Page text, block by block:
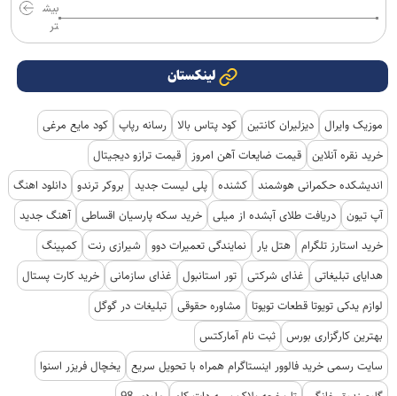
بیش
تر
لینکستان
موزیک وایرال دیزلیران کانتین کود پتاس بالا رسانه رپاپ کود مایع مرغی
خرید نقره آنلاین قیمت ضایعات آهن امروز
قیمت ترازو دیجیتال
اندیشکده حکمرانی هوشمند کشنده پلی لیست جدید بروکر ترندو دانلود اهنگ
آپ تیون دریافت طلای آبشده از میلی خرید سکه پارسیان اقساطی آهنگ جدید
خرید استارز تلگرام هتل یار نمایندگی تعمیرات دوو شیرازی رنت کمپینگ
هدایای تبلیغاتی
غذای شرکتی تور استانبول غذای سازمانی خرید کارت پستال
لوازم یدکی تویوتا قطعات تویوتا
مشاوره حقوقی تبلیغات در گوگل
بهترین کارگزاری بورس ثبت نام آمارکتس
سایت رسمی خرید فالوور اینستاگرام همراه با تحویل سریع یخچال فریزر اسنوا